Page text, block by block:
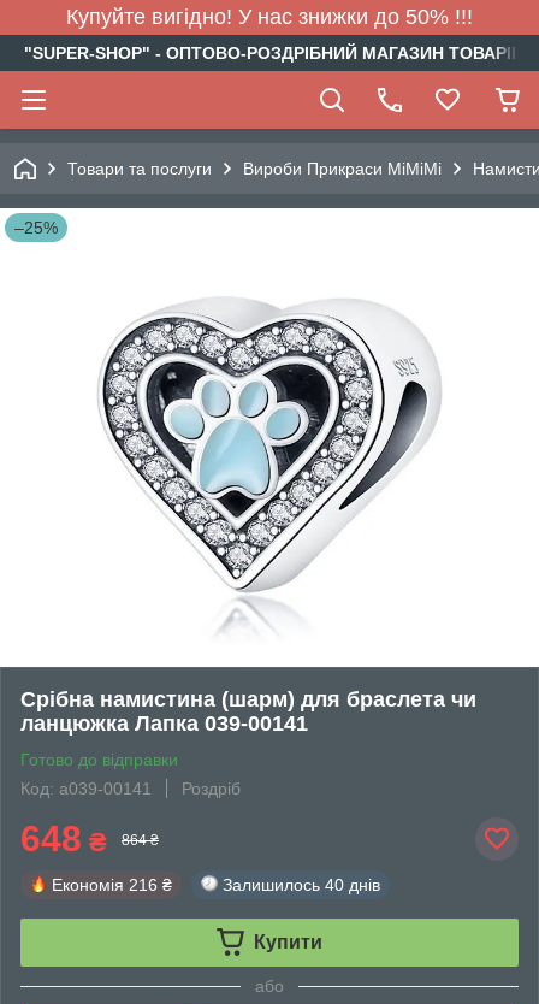
Купуйте вигідно! У нас знижки до 50% !!!
"SUPER-SHOP" - ОПТОВО-РОЗДРІБНИЙ МАГАЗИН
Товари та послуги Вироби Прикраси МіМіМі
–25%
Срібна намистина (шарм) для браслета чи
ланцюжка Лапка 039-00141
Готово до відправки
Код: а039-00141
Роздріб
648 ₴ 864 ₴
Економія 216 ₴ Залишилось 40 днів
Купити
або